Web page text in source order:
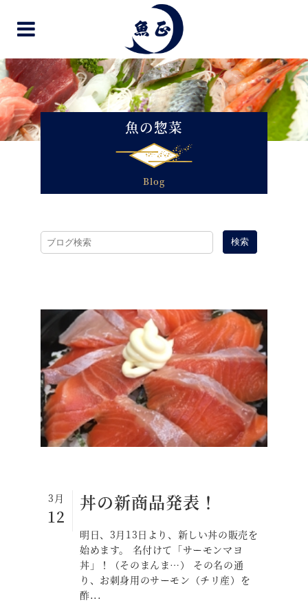
魚の惣菜
Blog
検索
3月
12
丼の新商品発表！
明日、3月13日より、新しい丼の販売を
始めます。 名付けて「サーモンマヨ
丼」！（そのまんま…） その名の通
り、お刺身用のサーモン（チリ産）を
酢...